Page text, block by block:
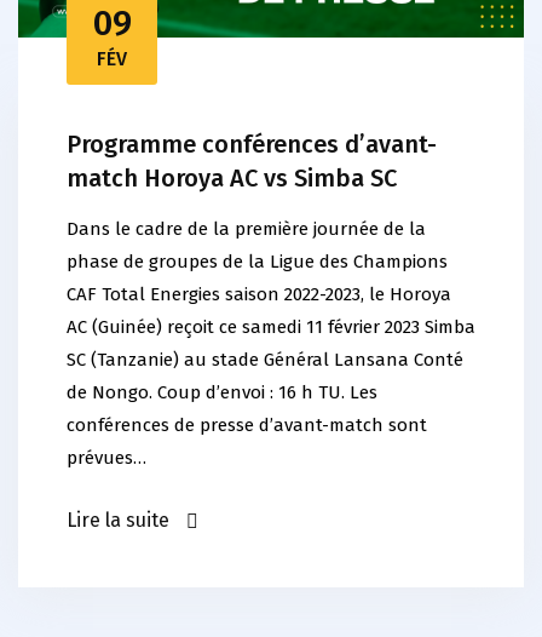
09
FÉV
Programme conférences d’avant-
match Horoya AC vs Simba SC
Dans le cadre de la première journée de la
phase de groupes de la Ligue des Champions
CAF Total Energies saison 2022-2023, le Horoya
AC (Guinée) reçoit ce samedi 11 février 2023 Simba
SC (Tanzanie) au stade Général Lansana Conté
de Nongo. Coup d’envoi : 16 h TU. Les
conférences de presse d’avant-match sont
prévues…
Lire la suite